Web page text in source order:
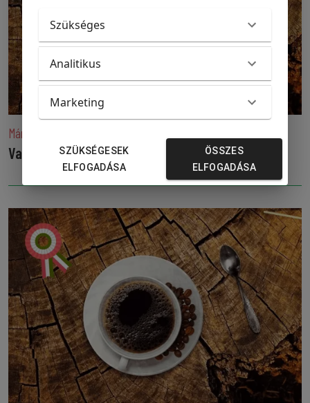
Március 22.
Vasárnapi mokka
Szükséges
Analitikus
Marketing
SZÜKSÉGESEK
ELFOGADÁSA
ÖSSZES
ELFOGADÁSA